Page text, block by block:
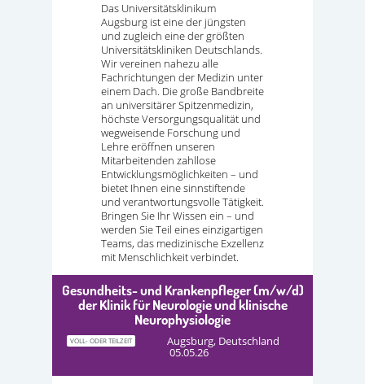
Das Universitätsklinikum
Augsburg ist eine der jüngsten
und zugleich eine der größten
Universitätskliniken Deutschlands.
Wir vereinen nahezu alle
Fachrichtungen der Medizin unter
einem Dach. Die große Bandbreite
an universitärer Spitzenmedizin,
höchste Versorgungsqualität und
wegweisende Forschung und
Lehre eröffnen unseren
Mitarbeitenden zahllose
Entwicklungsmöglichkeiten – und
bietet Ihnen eine sinnstiftende
und verantwortungsvolle Tätigkeit.
Bringen Sie Ihr Wissen ein – und
werden Sie Teil eines einzigartigen
Teams, das medizinische Exzellenz
mit Menschlichkeit verbindet.
Gesundheits- und Krankenpfleger (m/w/d)
der Klinik für Neurologie und klinische
Neurophysiologie
VOLL- ODER TEILZEIT Augsburg, Deutschland
05.05.26